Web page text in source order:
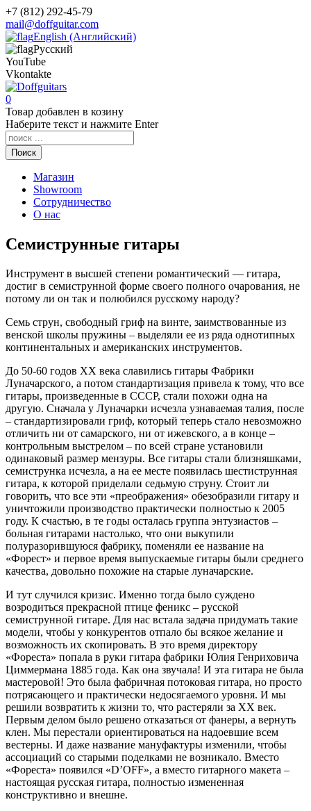
+7 (812) 292-45-79
mail@doffguitar.com
English (Английский)
Русский
YouTube
Vkontakte
0
Товар добавлен в козину
Наберите текст и нажмите Enter
Поиск
Магазин
Showroom
Сотрудничество
О нас
Семиструнные гитары
Инструмент в высшей степени романтический — гитара,
достиг в семиструнной форме своего полного очарования, не
потому ли он так и полюбился русскому народу?
Семь струн, свободный гриф на винте, заимствованные из
венской школы пружины – выделяли ее из ряда однотипных
континентальных и американских инструментов.
До 50-60 годов XX века славились гитары Фабрики
Луначарского, а потом стандартизация привела к тому, что все
гитары, произведенные в СССР, стали похожи одна на
другую. Сначала у Луначарки исчезла узнаваемая талия, после
– стандартизировали гриф, который теперь стало невозможно
отличить ни от самарского, ни от ижевского, а в конце –
контрольным выстрелом – по всей стране установили
одинаковый размер мензуры. Все гитары стали близняшками,
семиструнка исчезла, а на ее месте появилась шестиструнная
гитара, к которой приделали седьмую струну. Стоит ли
говорить, что все эти «преображения» обезобразили гитару и
уничтожили производство практически полностью к 2005
году. К счастью, в те годы осталась группа энтузиастов –
больная гитарами настолько, что они выкупили
полуразорившуюся фабрику, поменяли ее название на
«Форест» и первое время выпускаемые гитары были среднего
качества, довольно похожие на старые луначарские.
И тут случился кризис. Именно тогда было суждено
возродиться прекрасной птице феникс – русской
семиструнной гитаре. Для нас встала задача придумать такие
модели, чтобы у конкурентов отпало бы всякое желание и
возможность их скопировать. В это время директору
«Фореста» попала в руки гитара фабрики Юлия Генриховича
Циммермана 1885 года. Как она звучала! И эта гитара не была
мастеровой! Это была фабричная потоковая гитара, но просто
потрясающего и практически недосягаемого уровня. И мы
решили возвратить к жизни то, что растеряли за ХХ век.
Первым делом было решено отказаться от фанеры, а вернуть
клен. Мы перестали ориентироваться на надоевшие всем
вестерны. И даже название мануфактуры изменили, чтобы
ассоциаций со старыми поделками не возникало. Вместо
«Фореста» появился «D’OFF», а вместо гитарного макета –
настоящая русская гитара, полностью измененная
конструктивно и внешне.